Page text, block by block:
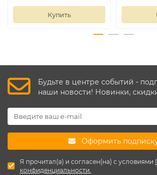
Купить
Будьте в центре событий -
наши новости! Новинки,
Оформить
Я прочитал(а) и согласен(на) с условиями
конфиденциальности.